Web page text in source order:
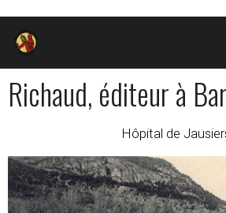
Richaud, éditeur à
Hôpital de